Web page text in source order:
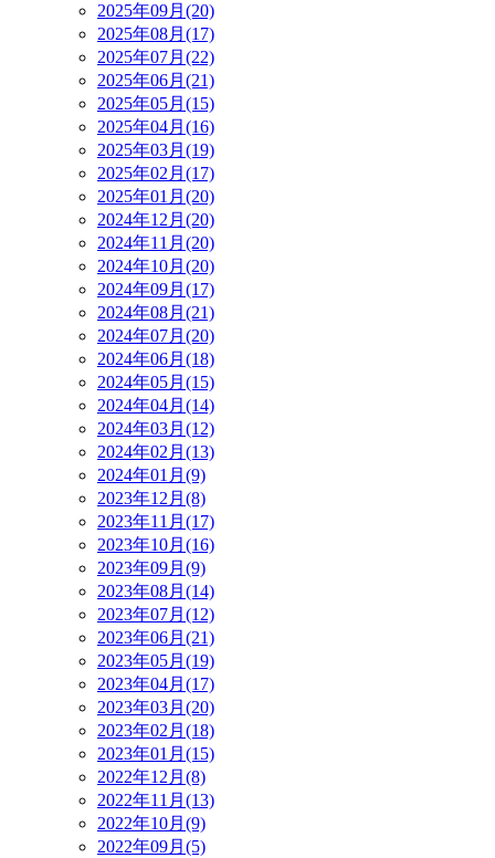
2025年09月(20)
2025年08月(17)
2025年07月(22)
2025年06月(21)
2025年05月(15)
2025年04月(16)
2025年03月(19)
2025年02月(17)
2025年01月(20)
2024年12月(20)
2024年11月(20)
2024年10月(20)
2024年09月(17)
2024年08月(21)
2024年07月(20)
2024年06月(18)
2024年05月(15)
2024年04月(14)
2024年03月(12)
2024年02月(13)
2024年01月(9)
2023年12月(8)
2023年11月(17)
2023年10月(16)
2023年09月(9)
2023年08月(14)
2023年07月(12)
2023年06月(21)
2023年05月(19)
2023年04月(17)
2023年03月(20)
2023年02月(18)
2023年01月(15)
2022年12月(8)
2022年11月(13)
2022年10月(9)
2022年09月(5)